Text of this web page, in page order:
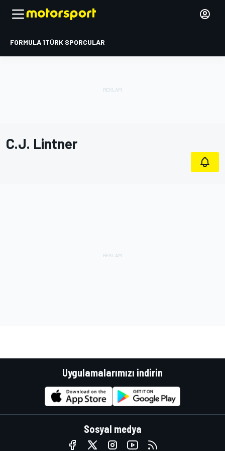
FORMULA 1TÜRK SPORCULAR
C.J. Lintner
Uygulamalarımızı indirin
Sosyal medya